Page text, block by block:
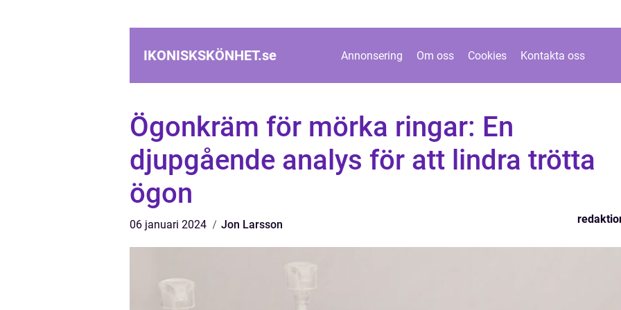
IKONISKSKÖNHET.se Annonsering Om oss Cookies Kontakta oss
Ögonkräm för mörka ringar: En
djupgående analys för att lindra trötta
ögon
06 januari 2024 Jon Larsson